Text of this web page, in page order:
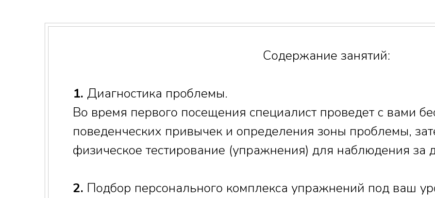
Содержание занятий:
1. Диагностика проблемы.
Во время первого посещения специалист проведет с вами
поведенческих привычек и определения зоны проблемы,
физическое тестирование (упражнения) для наблюдения за
2. Подбор персонального комплекса упражнений под ваш